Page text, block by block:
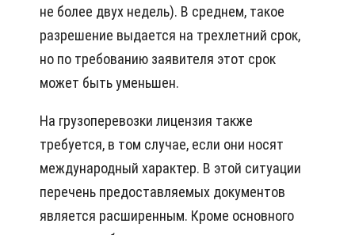
не более двух недель). В среднем, такое
разрешение выдается на трехлетний срок,
но по требованию заявителя этот срок
может быть уменьшен.
На грузоперевозки лицензия также
требуется, в том случае, если они носят
международный характер. В этой ситуации
перечень предоставляемых документов
является расширенным. Кроме основного